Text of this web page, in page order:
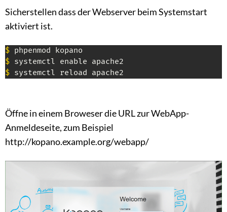
Sicherstellen dass der Webserver beim Systemstart
aktiviert ist.
$
$
$ systemctl reload apache2
Öffne in einem Broweser die URL zur WebApp-
Anmeldeseite, zum Beispiel
http://kopano.example.org/webapp/